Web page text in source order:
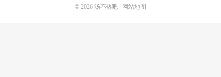
© 2026 汤不热吧 网站地图